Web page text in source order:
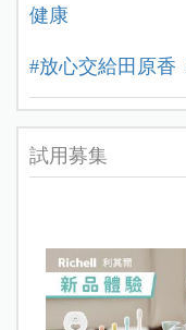
健康
#放心交給田原香
試用募集